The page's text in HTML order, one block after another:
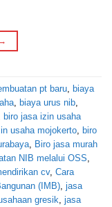
→
pt baru biaya
biaya urus nib
biro jasa izin usaha
usaha mojokerto biro
Biro jasa murah
NIB melalui OSS
cv, Cara
(IMB) jasa
gresik
jasa